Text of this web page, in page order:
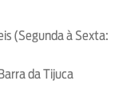
(Segunda à Sexta:
da Tijuca